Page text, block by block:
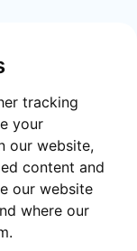
tracking
your
our website,
content and
our website
where our